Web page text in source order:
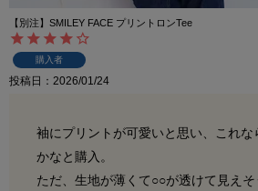
【別注】SMILEY FACE プリントロンTee
購入者
投稿日 2026/01/24
袖にプリントが可愛いと思い、これな
かなと購入。
ただ、生地が薄くて○○が透けて見えそ